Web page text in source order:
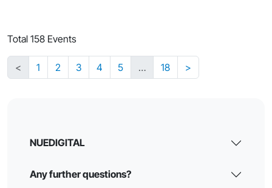
Total 158 Events
< 1 2 3 4 5 … 18 >
NUEDIGITAL
Any further questions?